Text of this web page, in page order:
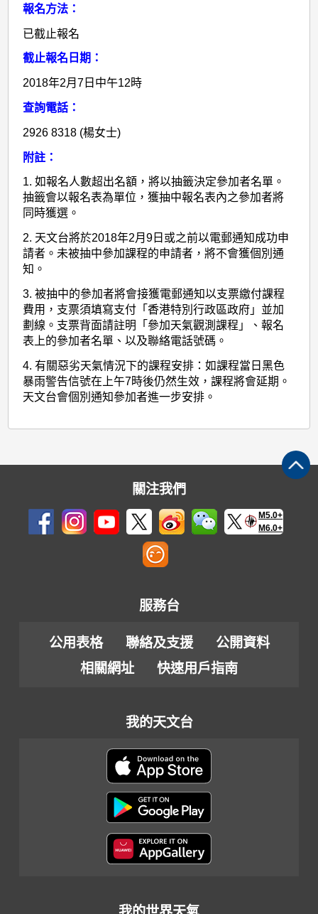
報名方法：
已截止報名
截止報名日期：
2018年2月7日中午12時
查詢電話：
2926 8318 (楊女士)
附註：
1. 如報名人數超出名額，將以抽籤決定參加者名單。
抽籤會以報名表為單位，獲抽中報名表內之參加者將
同時獲選。
2. 天文台將於2018年2月9日或之前以電郵通知成功申
請者。未被抽中參加課程的申請者，將不會獲個別通
知。
3. 被抽中的參加者將會接獲電郵通知以支票繳付課程
費用，支票須填寫支付「香港特別行政區政府」並加
劃線。支票背面請註明「參加天氣觀測課程」、報名
表上的參加者名單、以及聯絡電話號碼。
4. 有關惡劣天氣情況下的課程安排：如課程當日黑色
暴雨警告信號在上午7時後仍然生效，課程將會延期。
天文台會個別通知參加者進一步安排。
關注我們
M5.0+
M6.0+
服務台
公用表格 聯絡及支援
公開資料
相關網址
快速用戶指南
我的天文台